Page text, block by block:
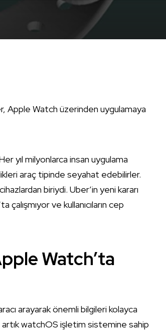
Apple Watch üzerinden uygulamaya
yıl milyonlarca insan uygulama
araç tipinde seyahat edebilirler.
biriydi. Uber’in yeni kararı
ve kullanıcıların cep
Watch’ta
arayarak önemli bilgileri kolayca
artık watchOS işletim sistemine sahip